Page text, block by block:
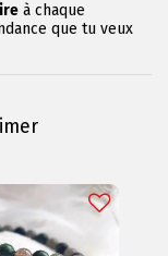
à chaque
que tu veux